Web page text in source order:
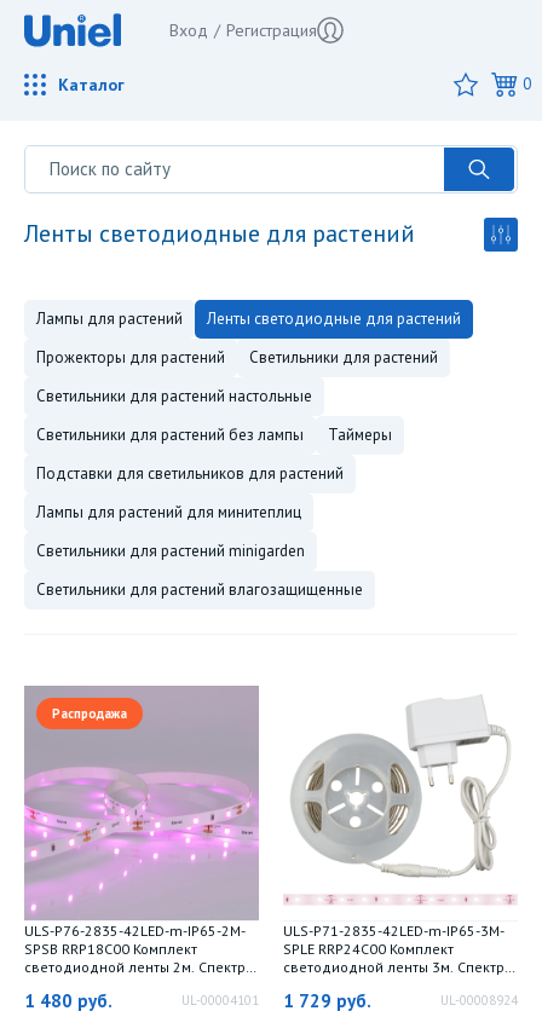
Вход / Регистрация
Каталог 0
ленты светодиодные для растений
лампы для растений
ленты светодиодные для растений
прожекторы для растений
светильники для растений
светильники для растений настольные
светильники для растений без лампы
таймеры
подставки для светильников для растений
лампы для растений для минитеплиц
светильники для растений minigarden
светильники для растений влагозащищенные
Распродажа
ULS-P76-2835-42LED-m-IP65-2M-
SPSB RRP18C00 Комплект
светодиодной ленты 2м. Спектр
18Вт. Блистер. TM Uniel
1 480 руб. UL-00004101
ULS-P71-2835-42LED-m-IP65-3M-
SPLE RRP24C00 Комплект
светодиодной ленты 3м. Спектр
Блистер. TM Uniel
1 729 руб. UL-00008924